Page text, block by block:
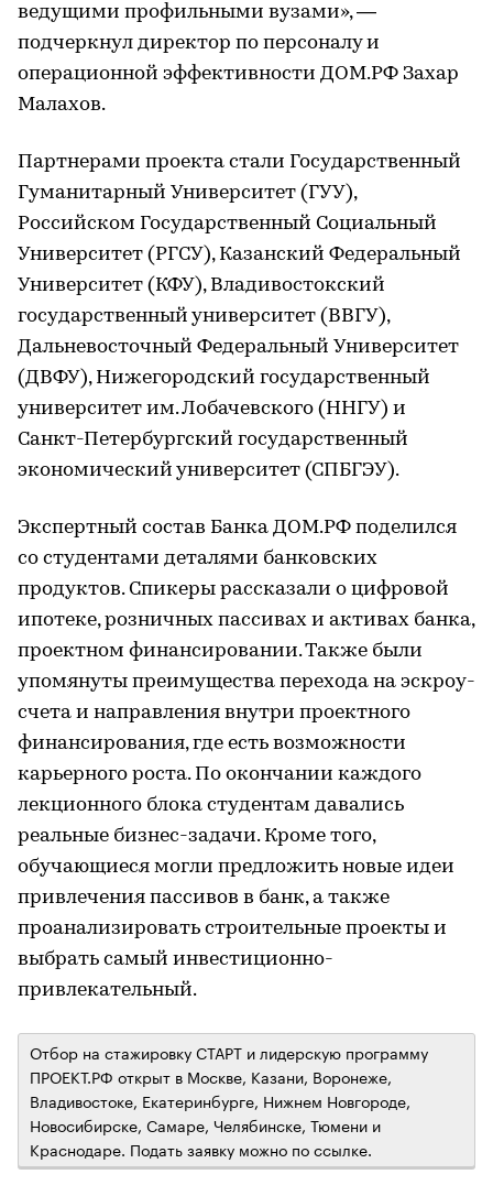
ведущими профильными вузами», —
подчеркнул директор по персоналу и
операционной эффективности ДОМ.РФ Захар
Малахов.
Партнерами проекта стали Государственный
Гуманитарный Университет (ГУУ),
Российском Государственный Социальный
Университет (РГСУ), Казанский Федеральный
Университет (КФУ), Владивостокский
государственный университет (ВВГУ),
Дальневосточный Федеральный Университет
(ДВФУ), Нижегородский государственный
университет им. Лобачевского (ННГУ) и
Санкт-Петербургский государственный
экономический университет (СПБГЭУ).
Экспертный состав Банка ДОМ.РФ поделился
со студентами деталями банковских
продуктов. Спикеры рассказали о цифровой
ипотеке, розничных пассивах и активах банка,
проектном финансировании. Также были
упомянуты преимущества перехода на эскроу-
счета и направления внутри проектного
финансирования, где есть возможности
карьерного роста. По окончании каждого
лекционного блока студентам давались
реальные бизнес-задачи. Кроме того,
обучающиеся могли предложить новые идеи
привлечения пассивов в банк, а также
проанализировать строительные проекты и
выбрать самый инвестиционно-
привлекательный.
Отбор на стажировку СТАРТ и лидерскую программу
ПРОЕКТ.РФ открыт в Москве, Казани, Воронеже,
Владивостоке, Екатеринбурге, Нижнем Новгороде,
Новосибирске, Самаре, Челябинске, Тюмени и
Краснодаре. Подать заявку можно по ссылке.